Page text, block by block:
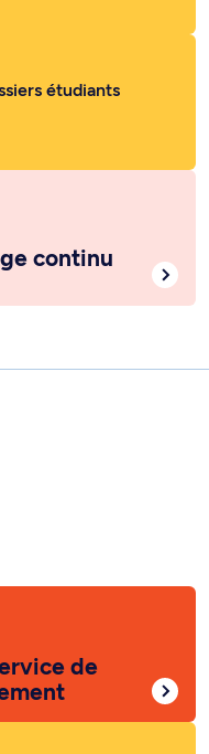
étudiants
continu
de